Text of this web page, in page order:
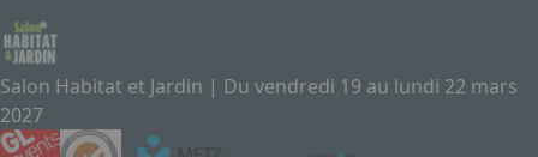
Salon Habitat et Jardin | Du vendredi 19 au lundi 22 mars
2027